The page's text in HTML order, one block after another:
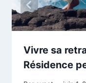
Vivre sa
Résidence